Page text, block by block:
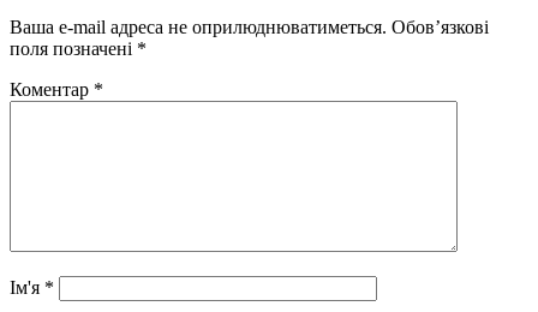
Ваша e-mail адреса не оприлюднюватиметься. Обов’язкові
поля позначені *
Коментар *
Ім'я *